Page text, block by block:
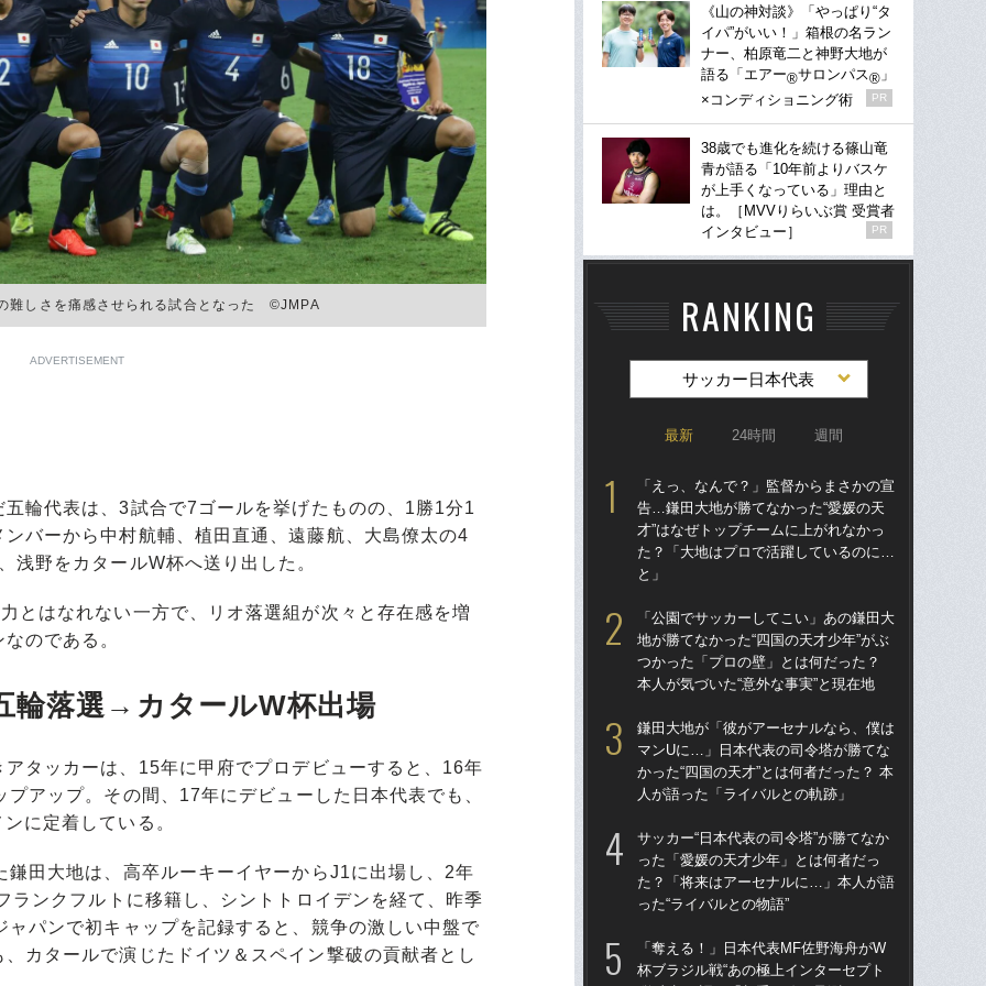
難しさを痛感させられる試合となった ©JMPA
ADVERTISEMENT
輪代表は、3試合で7ゴールを挙げたものの、1勝1分1
バーから中村航輔、植田直通、遠藤航、大島僚太の4
浅野をカタールW杯へ送り出した。
はなれない一方で、リオ落選組が次々と存在感を増
のである。
輪落選→カタールW杯出場
タッカーは、15年に甲府でプロデビューすると、16年
アップ。その間、17年にデビューした日本代表でも、
に定着している。
田大地は、高卒ルーキーイヤーからJ1に出場し、2年
ンクフルトに移籍し、シントトロイデンを経て、昨季
パンで初キャップを記録すると、競争の激しい中盤で
カタールで演じたドイツ＆スペイン撃破の貢献者とし
《山の神対談》「やっぱり“タ
イパ”がいい！」箱根の名ラン
ナー、柏原竜二と神野大地が
語る「エアー®サロンパス® 」
×コンディショニング術
PR
38歳でも進化を続ける篠山竜
青が語る「10年前よりバスケ
が上手くなっている」理由と
は。［MVVりらいぶ賞 受賞者
インタビュー］
PR
RANKING
サッカー日本代表
最新 24時間 週間
「えっ、なんで？」監督からまさかの宣
告…鎌田大地が勝てなかった“愛媛の天
才”はなぜトップチームに上がれなかっ
た？「大地はプロで活躍しているのに…
と」
「公園でサッカーしてこい」あの鎌田大
地が勝てなかった“四国の天才少年”がぶ
つかった「プロの壁」とは何だった？
本人が気づいた“意外な事実”と現在地
鎌田大地が「彼がアーセナルなら、僕は
マンUに…」日本代表の司令塔が勝てな
かった“四国の天才”とは何者だった？ 本
人が語った「ライバルとの軌跡」
サッカー“日本代表の司令塔”が勝てなか
った「愛媛の天才少年」とは何者だっ
た？「将来はアーセナルに…」本人が語
った“ライバルとの物語”
「奪える！」日本代表MF佐野海舟がW
杯ブラジル戦“あの極上インターセプト